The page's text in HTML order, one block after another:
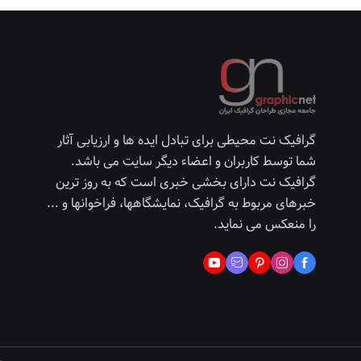
گرافیک نت محیطی برای تبادل ایده ها و ارزیابی آثار
شما توسط کاربران و اعضاء دیگر سایت می باشد.
گرافیک نت دارای بخشی خبری است که به روز ترین
خبرهای مربوط به گرافیک، نمایشگاهها، فراخوانها و ...
را منعکس می نماید.